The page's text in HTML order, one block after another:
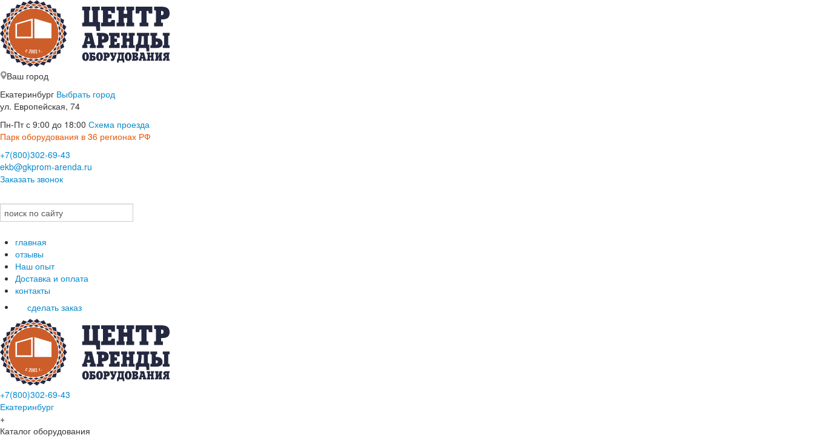
Ваш город
Екатеринбург Выбрать город
ул. Европейская, 74
Пн-Пт с 9:00 до 18:00 Схема проезда
Парк оборудования в 36 регионах РФ
+7(800)302-69-43
ekb@gkprom-arenda.ru
Заказать звонок
главная
отзывы
Наш опыт
Доставка и оплата
контакты
сделать заказ
+7(800)302-69-43
Екатеринбург
+
Каталог оборудования